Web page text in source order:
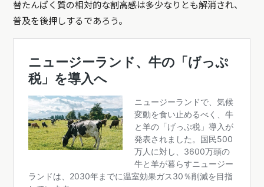
替たんぱく質の相対的な割高感は多少なりとも解消され、
普及を後押しするであろう。